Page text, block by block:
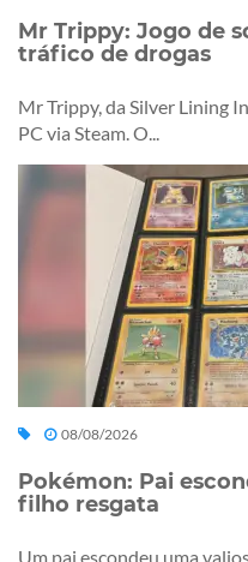
Mr Trippy: Jogo de
tráfico de drogas
Mr Trippy, da Silver Lining
PC via Steam. O...
08/08/2026
Pokémon: Pai
filho resgata
Um pai escondeu uma